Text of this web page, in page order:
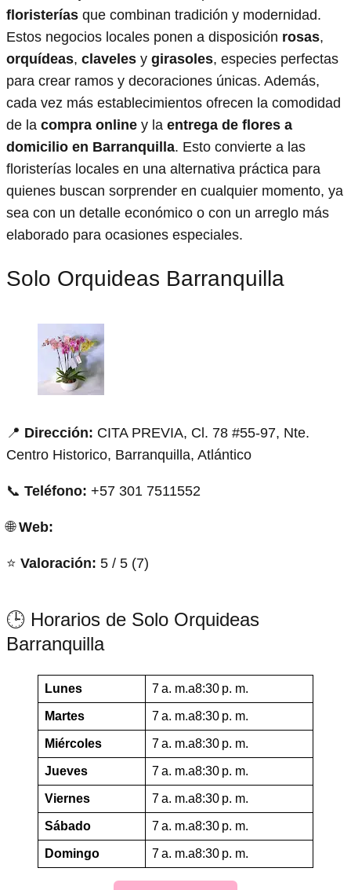
floristerías que combinan tradición y modernidad.
Estos negocios locales ponen a disposición rosas,
orquídeas, claveles y girasoles, especies perfectas
para crear ramos y decoraciones únicas. Además,
cada vez más establecimientos ofrecen la comodidad
de la compra online y la entrega de flores a
domicilio en Barranquilla. Esto convierte a las
floristerías locales en una alternativa práctica para
quienes buscan sorprender en cualquier momento, ya
sea con un detalle económico o con un arreglo más
elaborado para ocasiones especiales.
Solo Orquideas Barranquilla
📍 Dirección: CITA PREVIA, Cl. 78 #55-97, Nte.
Centro Historico, Barranquilla, Atlántico
📞 Teléfono: +57 301 7511552
🌐Web:
⭐ Valoración: 5 / 5 (7)
🕒 Horarios de Solo Orquideas
Barranquilla
Lunes 7 a. m.a8:30 p. m.
Martes 7 a. m.a8:30 p. m.
Miércoles 7 a. m.a8:30 p. m.
Jueves 7 a. m.a8:30 p. m.
Viernes 7 a. m.a8:30 p. m.
Sábado 7 a. m.a8:30 p. m.
Domingo 7 a. m.a8:30 p. m.